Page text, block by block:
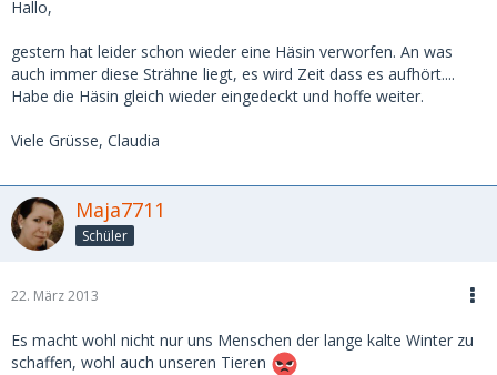
Hallo,
gestern hat leider schon wieder eine Häsin verworfen. An was
auch immer diese Strähne liegt, es wird Zeit dass es aufhört....
Habe die Häsin gleich wieder eingedeckt und hoffe weiter.
Viele Grüsse, Claudia
Maja7711
Schüler
22. März 2013
Es macht wohl nicht nur uns Menschen der lange kalte Winter zu
schaffen, wohl auch unseren Tieren